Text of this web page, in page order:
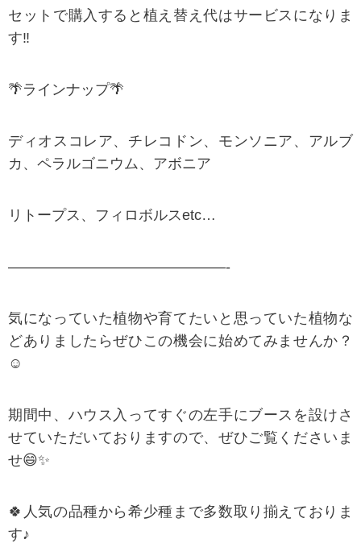
セットで購入すると植え替え代はサービスになりま
す‼︎
🌴ラインナップ🌴
ディオスコレア、チレコドン、モンソニア、アルブ
カ、ペラルゴニウム、アボニア
リトープス、フィロボルスetc…
———————————————-
気になっていた植物や育てたいと思っていた植物な
どありましたらぜひこの機会に始めてみませんか？
☺️
期間中、ハウス入ってすぐの左手にブースを設けさ
せていただいておりますので、ぜひご覧くださいま
せ😄✨
🍀人気の品種から希少種まで多数取り揃えておりま
す♪